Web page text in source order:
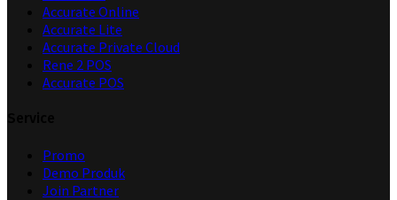
Accurate Online
Accurate Lite
Accurate Private Cloud
Rene 2 POS
Accurate POS
Promo
Demo Produk
Join Partner